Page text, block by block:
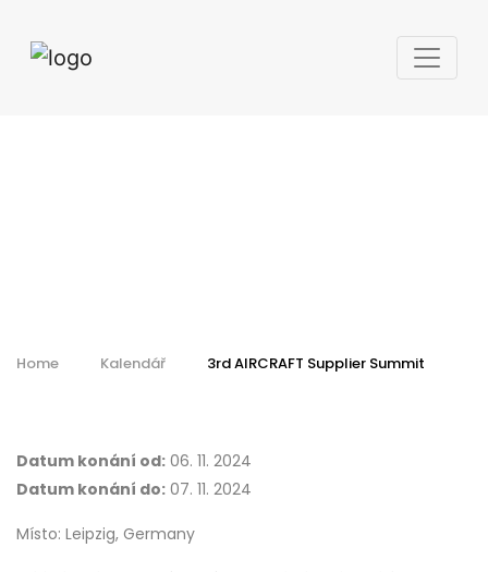
Home Kalendář 3rd AIRCRAFT Supplier Summit
Datum konání od: 06. 11. 2024
Datum konání do: 07. 11. 2024
Místo: Leipzig, Germany